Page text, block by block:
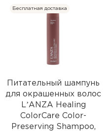
Бесплатная доставка
Питательный шампунь
для окрашенных волос
LʼANZA Healing
ColorCare Color-
Preserving Shampoo,